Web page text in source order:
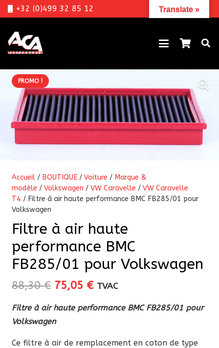
+32 (0)499 32 85 12
PROMO !
Accueil / BOUTIQUE / Voiture / Marque &
modèle / Volkswagen / VW Caravelle / VW Caravelle
T4 / Filtre à air haute performance BMC FB285/01 pour
Volkswagen
Filtre à air haute
performance BMC
FB285/01 pour Volkswagen
88,30€ Le
initial
était :
88,30 €.
75,05 €Le
actuel
75,05 €.
TVAC
Filtre à air haute performance BMC FB285/01 pour
Volkswagen
Ce filtre à air de remplacement en coton de type
Translate »